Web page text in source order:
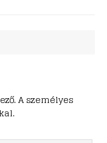
A személyes